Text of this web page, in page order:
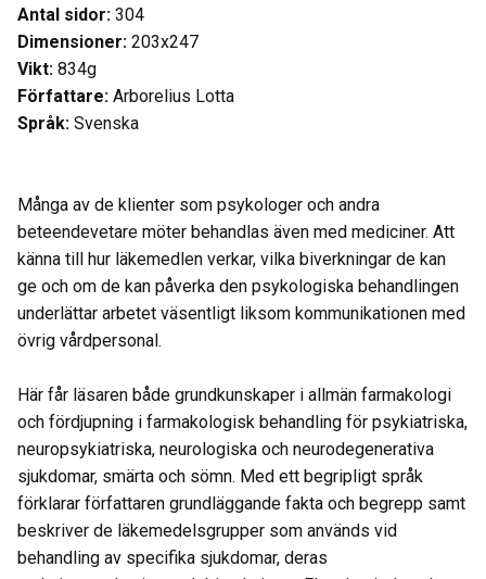
Antal sidor: 304
Dimensioner: 203x247
Vikt: 834g
Författare: Arborelius Lotta
Språk: Svenska
Många av de klienter som psykologer och andra
beteendevetare möter behandlas även med mediciner. Att
känna till hur läkemedlen verkar, vilka biverkningar de kan
ge och om de kan påverka den psykologiska behandlingen
underlättar arbetet väsentligt liksom kommunikationen med
övrig vårdpersonal.
Här får läsaren både grundkunskaper i allmän farmakologi
och fördjupning i farmakologisk behandling för psykiatriska,
neuropsykiatriska, neurologiska och neurodegenerativa
sjukdomar, smärta och sömn. Med ett begripligt språk
förklarar författaren grundläggande fakta och begrepp samt
beskriver de läkemedelsgrupper som används vid
behandling av specifika sjukdomar, deras